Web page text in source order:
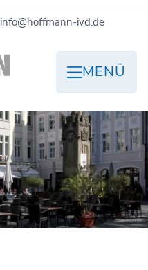
info@hoffmann-ivd.de
MENÜ